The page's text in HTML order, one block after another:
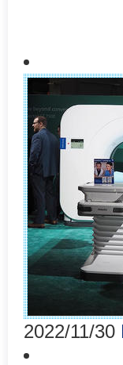
2022/11/30